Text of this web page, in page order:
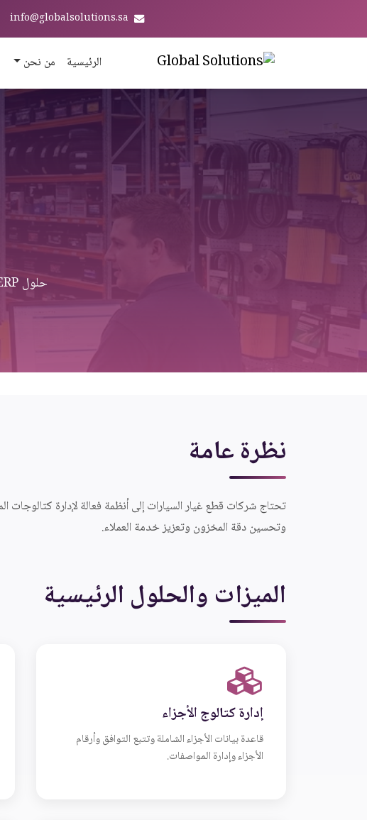
info@globalsolutions.sa
الرئيسية من نحن
حلول Odoo ERP شاملة لتجار قطع غيار السيارات بالجملة والتجزئة
نظرة عامة
وتحسين دقة المخزون وتعزيز خدمة العملاء.
الميزات والحلول الرئيسية
إدارة كتالوج الأجزاء
قاعدة بيانات الأجزاء الشاملة وتتبع التوافق وأرقام
الأجزاء وإدارة المواصفات.